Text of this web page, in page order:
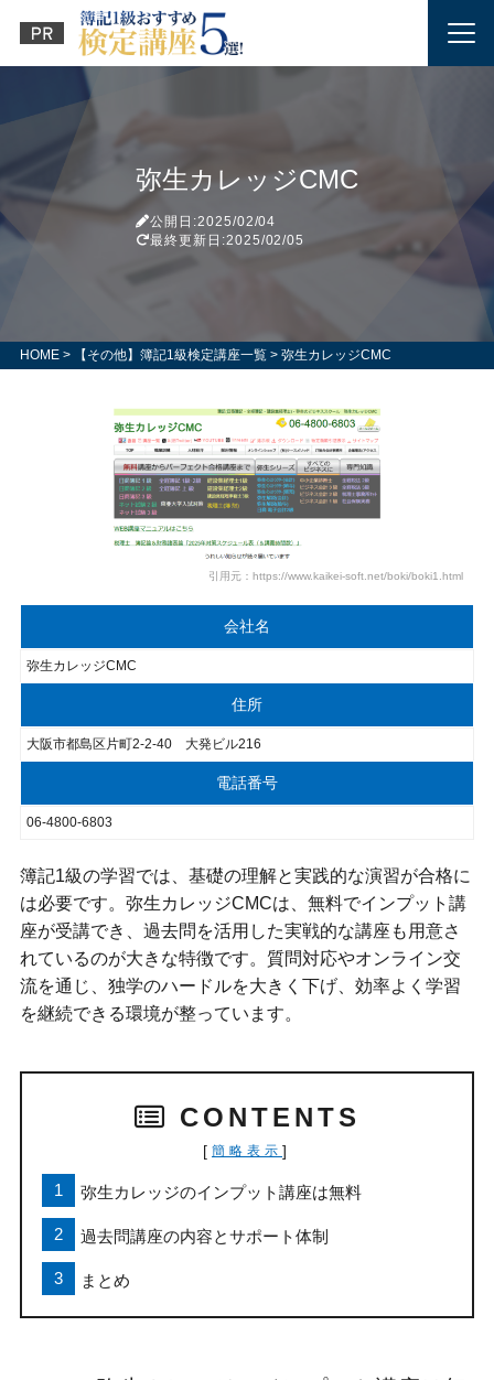
弥生カレッジCMC
公開日:2025/02/04
最終更新日:2025/02/05
HOME> 【その他】簿記1級検定講座一覧> 弥生カレッジCMC
引用元：https://www.kaikei-soft.net/boki/boki1.html
会社名
弥生カレッジCMC
住所
大阪市都島区片町2-2-40 大発ビル216
電話番号
06-4800-6803
簿記1級の学習では、基礎の理解と実践的な演習が合格に
は必要です。弥生カレッジCMCは、無料でインプット講
座が受講でき、過去問を活用した実戦的な講座も用意さ
れているのが大きな特徴です。質問対応やオンライン交
流を通じ、独学のハードルを大きく下げ、効率よく学習
を継続できる環境が整っています。
CONTENTS
[ 簡略表示 ]
弥生カレッジのインプット講座は無料
過去問講座の内容とサポート体制
まとめ